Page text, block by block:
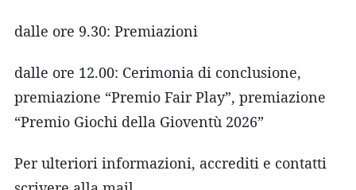
dalle ore 9.30: Premiazioni
dalle ore 12.00: Cerimonia di conclusione,
premiazione “Premio Fair Play”, premiazione
“Premio Giochi della Gioventù 2026”
Per ulteriori informazioni, accrediti e contatti